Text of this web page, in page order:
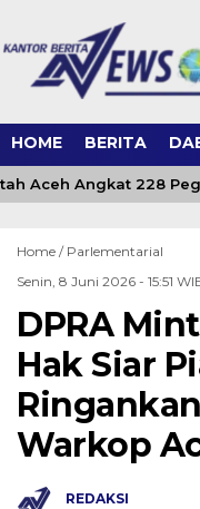
HOME BERITA
Aceh Angkat 228
Home / Parlementarial
Senin, 8 Juni 2026 - 15:51
DPRA
Hak Siar
Warkop
REDAKSI